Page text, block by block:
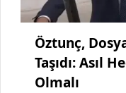
Öztunç,
Taşıdı: Asıl
Olmalı